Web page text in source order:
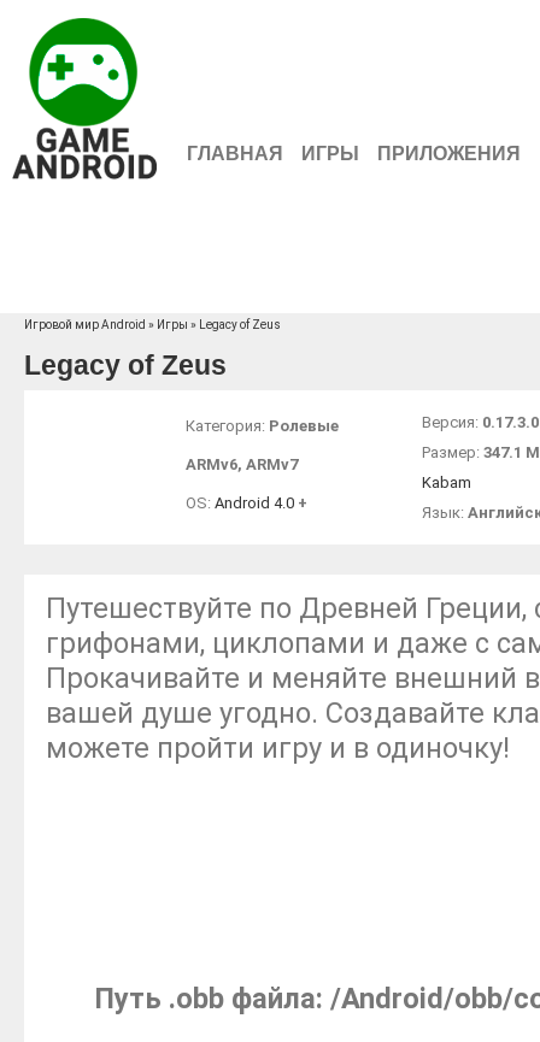
ГЛАВНАЯ ИГРЫ ПРИЛОЖЕНИЯ
Игровой мир Android » Игры » Legacy of Zeus
Legacy of Zeus
Категория: Ролевые
ARMv6, ARMv7
OS: Android 4.0 +
Версия: 0.17.3.0
Размер: 347.1
Kabam
Язык:
Путешествуйте по Древней Греции,
грифонами, циклопами и даже с
Прокачивайте и меняйте внешний
вашей душе угодно. Создавайте
можете пройти игру и в одиночку!
Путь .obb файла: /Android/obb/